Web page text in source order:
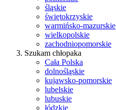
śląskie
świętokrzyskie
warmińsko-mazurskie
wielkopolskie
zachodniopomorskie
Szukam chłopaka
Cała Polska
dolnośląskie
kujawsko-pomorskie
lubelskie
lubuskie
łódzkie